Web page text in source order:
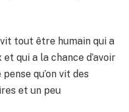
tout être humain qui a
qui a la chance d’avoir
qu’on vit des
et un peu